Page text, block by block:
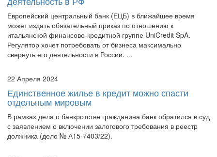
Европейский центральный банк (ЕЦБ) в ближайшее время
может издать обязательный приказ по отношению к
итальянской финансово-кредитной группе UniCredit SpA.
Регулятор хочет потребовать от бизнеса максимально
свернуть его деятельности в России. ...
Единственное жилье в кредит можно спасти
отдельным мировым
В рамках дела о банкротстве гражданина банк обратился в суд
с заявлением о включении залогового требования в реестр
должника (дело № А15-7403/22).